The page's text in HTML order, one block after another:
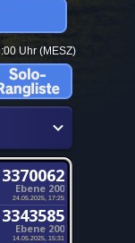
Uhr (MESZ)
3370062
Ebene 200
24.05.2025, 17:25
3343585
Ebene 200
14.05.2025, 15:31